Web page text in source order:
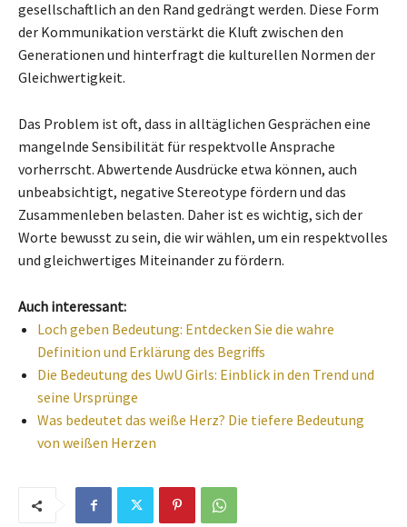
gesellschaftlich an den Rand gedrängt werden. Diese Form
der Kommunikation verstärkt die Kluft zwischen den
Generationen und hinterfragt die kulturellen Normen der
Gleichwertigkeit.
Das Problem ist oft, dass in alltäglichen Gesprächen eine
mangelnde Sensibilität für respektvolle Ansprache
vorherrscht. Abwertende Ausdrücke etwa können, auch
unbeabsichtigt, negative Stereotype fördern und das
Zusammenleben belasten. Daher ist es wichtig, sich der
Worte bewusst zu sein, die wir wählen, um ein respektvolles
und gleichwertiges Miteinander zu fördern.
Auch interessant:
Loch geben Bedeutung: Entdecken Sie die wahre
Definition und Erklärung des Begriffs
Die Bedeutung des UwU Girls: Einblick in den Trend und
seine Ursprünge
Was bedeutet das weiße Herz? Die tiefere Bedeutung
von weißen Herzen